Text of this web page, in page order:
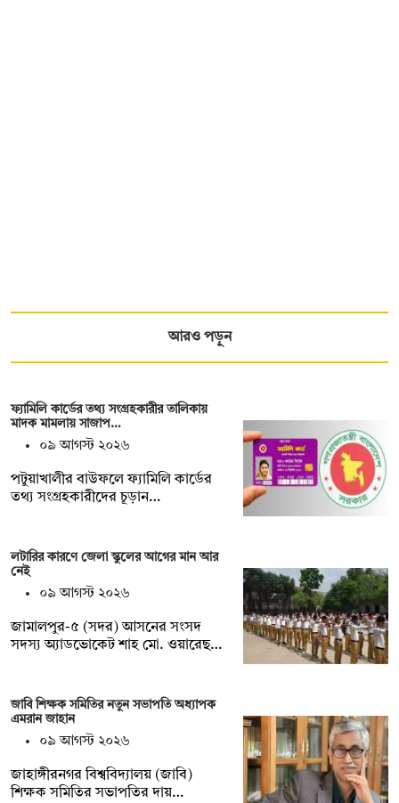
আরও পড়ুন
ফ্যামিলি কার্ডের তথ্য সংগ্রহকারীর তালিকায়
মাদক মামলায় সাজাপ…
০৯ আগস্ট ২০২৬
পটুয়াখালীর বাউফলে ফ্যামিলি কার্ডের
তথ্য সংগ্রহকারীদের চূড়ান…
লটারির কারণে জেলা স্কুলের আগের মান আর
নেই
০৯ আগস্ট ২০২৬
জামালপুর-৫ (সদর) আসনের সংসদ
সদস্য অ্যাডভোকেট শাহ মো. ওয়ারেছ…
জাবি শিক্ষক সমিতির নতুন সভাপতি অধ্যাপক
এমরান জাহান
০৯ আগস্ট ২০২৬
জাহাঙ্গীরনগর বিশ্ববিদ্যালয় (জাবি)
শিক্ষক সমিতির সভাপতির দায়…